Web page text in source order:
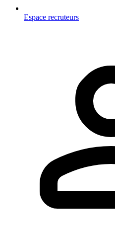
Espace recruteurs